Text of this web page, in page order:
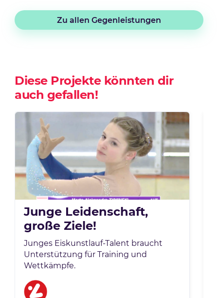
Zu allen Gegenleistungen
Diese Projekte könnten dir
auch gefallen!
Junge Leidenschaft,
große Ziele!
Junges Eiskunstlauf-Talent braucht
Unterstützung für Training und
Wettkämpfe.